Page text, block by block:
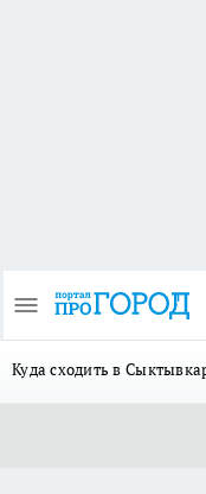
Куда сходить в